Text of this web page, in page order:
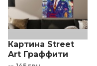
Картина Street
Art Граффити